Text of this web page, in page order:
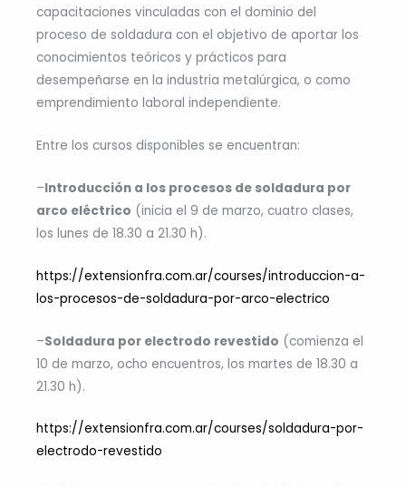
capacitaciones vinculadas con el dominio del
proceso de soldadura con el objetivo de aportar los
conocimientos teóricos y prácticos para
desempeñarse en la industria metalúrgica, o como
emprendimiento laboral independiente.
Entre los cursos disponibles se encuentran:
–Introducción a los procesos de soldadura por
arco eléctrico (inicia el 9 de marzo, cuatro clases,
los lunes de 18.30 a 21.30 h).
https://extensionfra.com.ar/courses/introduccion-a-
los-procesos-de-soldadura-por-arco-electrico
–Soldadura por electrodo revestido (comienza el
10 de marzo, ocho encuentros, los martes de 18.30 a
21.30 h).
https://extensionfra.com.ar/courses/soldadura-por-
electrodo-revestido